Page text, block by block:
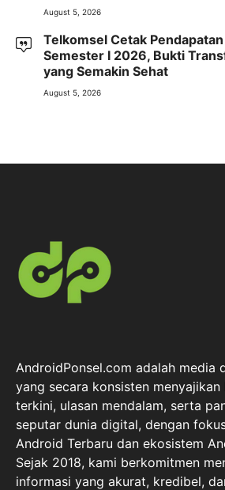
August 5, 2026
Telkomsel Cetak
Semester I 2026, Bukti
yang Semakin Sehat
August 5, 2026
AndroidPonsel.com adalah media
yang secara konsisten
terkini, ulasan mendalam, serta
seputar dunia digital, dengan
Android Terbaru dan ekosistem
Sejak 2018, kami berkomitmen
informasi yang akurat, kredibel,